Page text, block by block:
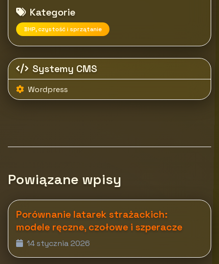
Kategorie
BHP, czystość i sprzątanie
Systemy CMS
Wordpress
Powiązane wpisy
Porównanie latarek strażackich:
modele ręczne, czołowe i szperacze
14 stycznia 2026